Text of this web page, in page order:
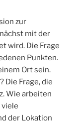
zur
mit der
wird. Die Frage
Punkten.
Ort sein.
Die Frage, die
Wie arbeiten
viele
der Lokation